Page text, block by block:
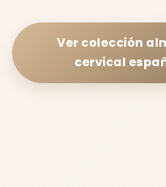
Ver colección
cervical